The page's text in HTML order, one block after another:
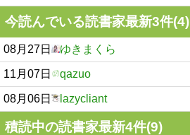
今読んでいる読書家最新3件(4)
08月27日 ゆきまくら
11月07日 qazuo
08月06日 lazycliant
積読中の読書家最新4件(9)